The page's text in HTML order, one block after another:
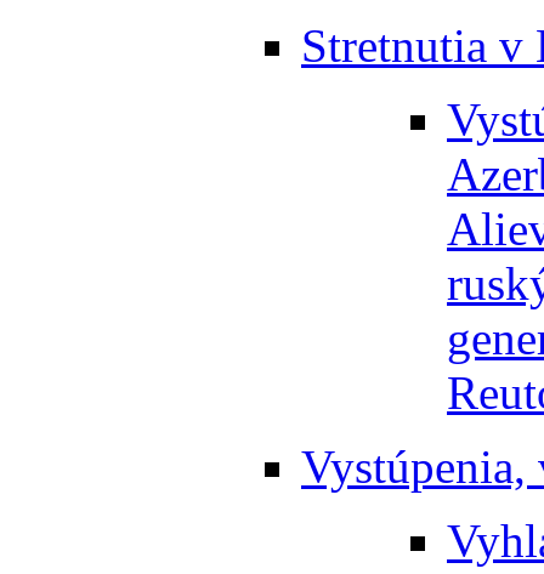
Stretnutia v
Vystúpenia,